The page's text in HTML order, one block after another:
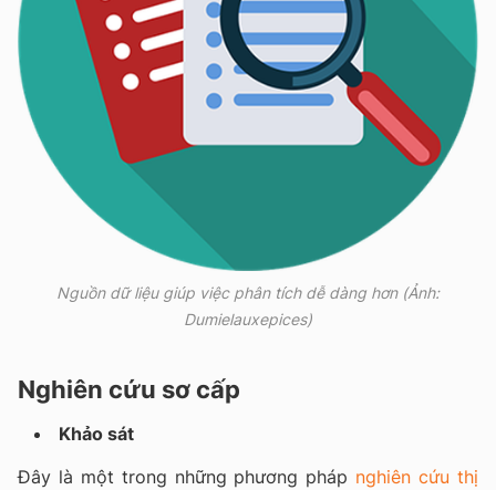
Nguồn dữ liệu giúp việc phân tích dễ dàng hơn (Ảnh:
Dumielauxepices)
Nghiên cứu sơ cấp
Khảo sát
Đây là một trong những phương pháp nghiên cứu thị